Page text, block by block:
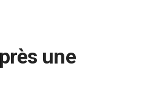
une